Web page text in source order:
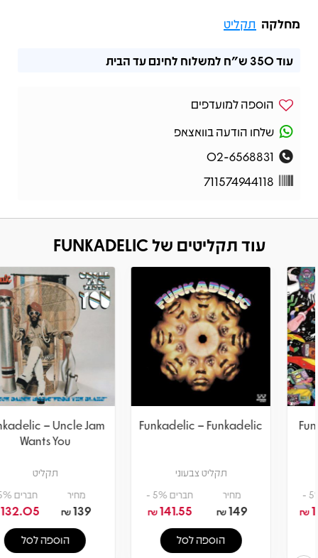
מחלקה תקליט
עוד350 ש"ח למשלוח לחינם עד הבית
הוספה למועדפים
שלחו הודעה בוואצאפ
02-6568831
711574944118
עוד תקליטים של FUNKADELIC
Funkadelic – Funkadelic
תקליט צבעוני
חברים 5% -
141.55
₪
הוספה לסל
Funkadelic – Uncle Jam
Wants You
חברים 5% -
132.05
₪
הוספה לסל